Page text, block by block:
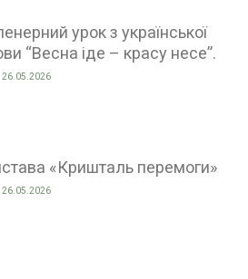
урок з української
“Весна іде – красу несе”.
26.05.2026
«Кришталь перемоги»
26.05.2026